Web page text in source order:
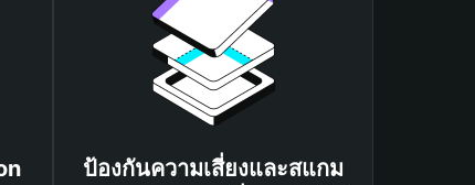
ป้องกันความเสี่ยงและสแกม